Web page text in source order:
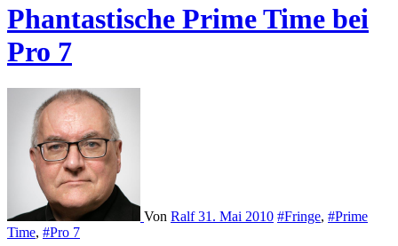
Phantastische Prime Time bei
Pro 7
Von Ralf31. Mai 2010 #Fringe, #Prime
Time, #Pro 7